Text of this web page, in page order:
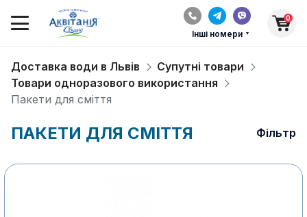
Інші номери
0
Доставка води в Львів
Супутні товари
Товари одноразового використання
Пакети для сміття
ПАКЕТИ ДЛЯ СМІТТЯ Фільтр